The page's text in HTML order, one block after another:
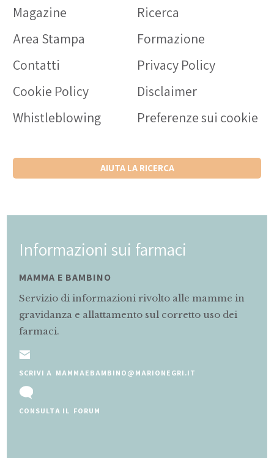
Magazine
Ricerca
Area Stampa
Formazione
Contatti
Privacy Policy
Cookie Policy
Disclaimer
Whistleblowing
Preferenze sui cookie
AIUTA LA RICERCA
Informazioni sui farmaci
MAMMA E BAMBINO
Servizio di informazioni rivolto alle mamme in
gravidanza e allattamento sul corretto uso dei
farmaci.
SCRIVI A MAMMAEBAMBINO@MARIONEGRI.IT
CONSULTA IL FORUM